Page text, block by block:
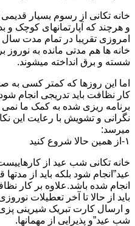
خانه تکانی از رسوم بسیار
و هرچند که آپارتمانهای کوچک و
امروزی تقریبا در تمام مدت سال
خانه ها هم مدتی مانده به
شسته و برق انداخته میشوند.
اما این روزها که کمتر کسی
کار نظافت باید تدریجی انجام
برنامه ریزی شده به کمک ما نمی
نگرانی و تشویش با رعایت این
میرسد:
۱-از همین حالا شروع کنید
خانه تکانی شب عید از
عید”انجام شود بلکه باید از
انجام شده باشد.علاوه بر کار
باید از حالا تا آخر تعطیلات
و ارسال کارت تبریک شیرینی
شب عید”و پذیرایی از مهمانها.